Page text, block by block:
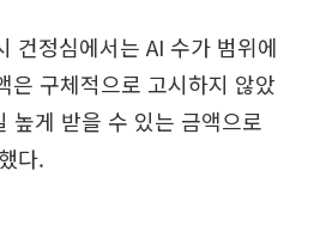
건정심에서는 AI 수가 범위에
은 구체적으로 고시하지 않았
높게 받을 수 있는 금액으로
다.